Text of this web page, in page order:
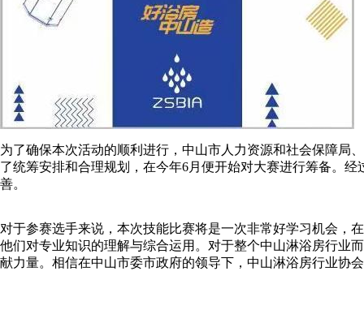
为了确保本次活动的顺利进行，中山市人力资源和社会保障局
了统筹安排和合理规划，在今年6月便开始对大赛进行筹备。
善。
对于参赛选手来说，本次技能比赛将是一次非常好学习机会，
他们对专业知识的理解与综合运用。对于整个中山淋浴房行业
献力量。相信在中山市委市政府的领导下，中山淋浴房行业协